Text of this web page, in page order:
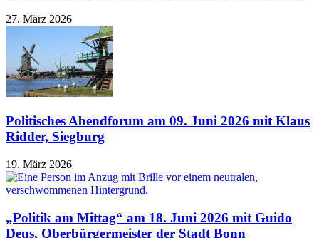
27. März 2026
Politisches Abendforum am 09. Juni 2026 mit Klaus
Ridder, Siegburg
19. März 2026
„Politik am Mittag“ am 18. Juni 2026 mit Guido
Deus, Oberbürgermeister der Stadt Bonn